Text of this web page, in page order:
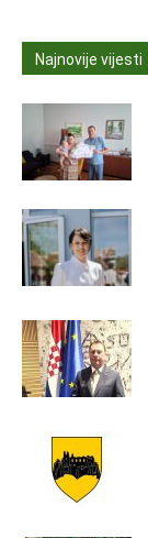
Najnovije vijesti